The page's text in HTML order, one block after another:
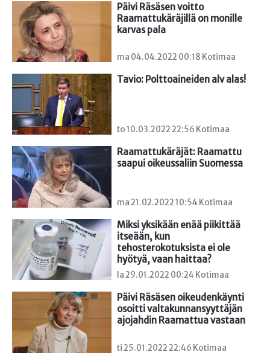
Päivi Räsäsen voitto
Raamattukäräjillä on monille
karvas pala
ma 04.04.2022 00:18 Kotimaa
Tavio: Polttoaineiden alv alas!
to 10.03.2022 22:56 Kotimaa
Raamattukäräjät: Raamattu
saapui oikeussaliin Suomessa
ma 21.02.2022 10:54 Kotimaa
Miksi yksikään enää piikittää
itseään, kun
tehosterokotuksista ei ole
hyötyä, vaan haittaa?
la 29.01.2022 00:24 Kotimaa
Päivi Räsäsen oikeudenkäynti
osoitti valtakunnansyyttäjän
ajojahdin Raamattua vastaan
ti 25.01.2022 22:46 Kotimaa